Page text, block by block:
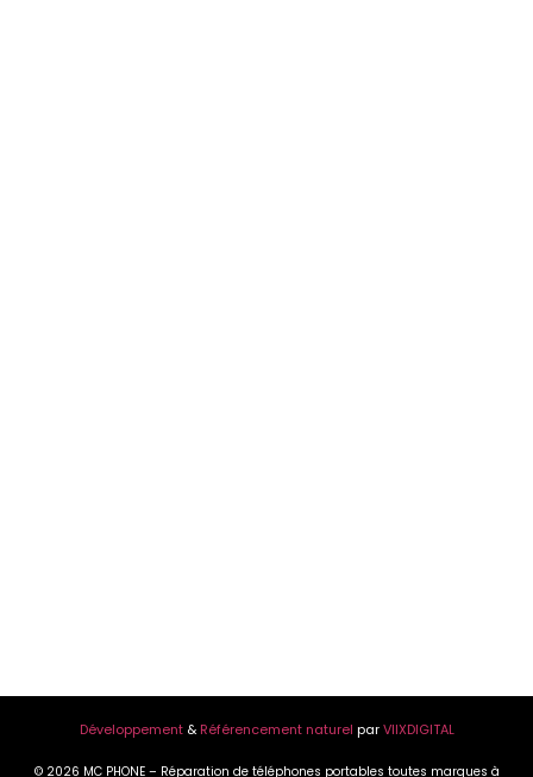
© 2026 MC PHONE – Réparation de téléphones portables toutes marques à
Développement& Référencement naturel parVIIXDIGITAL